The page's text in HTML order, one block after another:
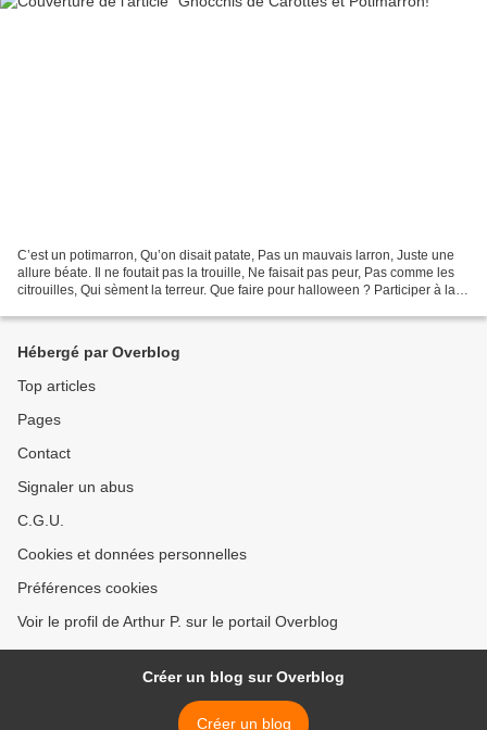
C’est un potimarron, Qu’on disait patate, Pas un mauvais larron, Juste une
allure béate. Il ne foutait pas la trouille, Ne faisait pas peur, Pas comme les
citrouilles, Qui sèment la terreur. Que faire pour halloween ? Participer à la
Hébergé par Overblog
Top articles
Pages
Contact
Signaler un abus
C.G.U.
Cookies et données personnelles
Préférences cookies
Voir le profil de Arthur P. sur le portail Overblog
Créer un blog sur Overblog
Créer un blog